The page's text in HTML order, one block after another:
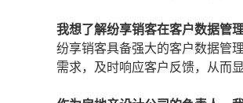
我想了解纷享销客在客户数据管
纷享销客具备强大的客户数据管
需求，及时响应客户反馈，从而